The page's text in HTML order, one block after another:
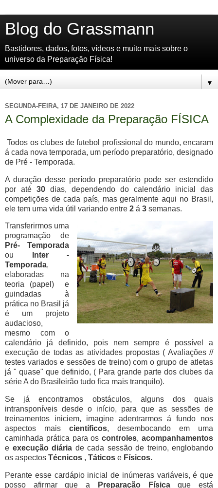
Blog do Grassmann
Bastidores, dados, fotos, vídeos e muito mais sobre o
universo da Preparação Física!
▼
SEGUNDA-FEIRA, 17 DE JANEIRO DE 2022
A Complexidade da Preparação FÍSICA
Todos os clubes de futebol profissional do mundo, encaram
á cada nova temporada, um período preparatório, designado
de Pré - Temporada.
A duração desse período preparatório pode ser estendido
por até 30 dias, dependendo do calendário inicial das
competições de cada país, mas geralmente aqui no Brasil,
ele tem uma vida útil variando entre 2 á 3 semanas.
Transferirmos uma
programação de
Pré- Temporada
ou Inter -
Temporada,
elaboradas na
teoria (papel) e
guindadas à
prática no Brasil já
é um projeto
audacioso,
mesmo com o
calendário já definido, pois nem sempre é possível a
execução de todas as atividades propostas ( Avaliações //
testes variados e sessões de treino) com o grupo de atletas
já " quase" que definido, ( Para grande parte dos clubes da
série A do Brasileirão tudo fica mais tranquilo).
Se já encontramos obstáculos, alguns dos quais
intransponíveis desde o início, para que as sessões de
treinamentos iniciem, imagine adentrarmos á fundo nos
aspectos mais científicos, desembocando em uma
caminhada prática para os controles,acompanhamentos
e execução diária de cada sessão de treino, englobando
os aspectos Técnicos , Táticos e Físicos.
Perante esse cardápio inicial de inúmeras variáveis, é que
posso afirmar que a
Preparação Físicaque está